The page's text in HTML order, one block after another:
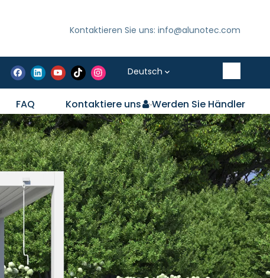
Kontaktieren Sie uns: info@alunotec.com
Deutsch
FAQ Kontaktiere uns Werden Sie Händler